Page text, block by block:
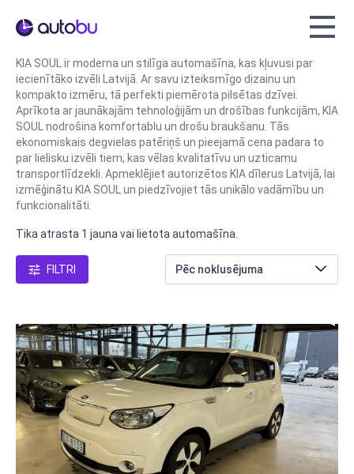
Autobu.eu
KIA SOUL ir moderna un stilīga automašīna, kas kļuvusi par
iecienītāko izvēli Latvijā. Ar savu izteiksmīgo dizainu un
kompakto izmēru, tā perfekti piemērota pilsētas dzīvei.
Aprīkota ar jaunākajām tehnoloģijām un drošības funkcijām, KIA
SOUL nodrošina komfortablu un drošu braukšanu. Tās
ekonomiskais degvielas patēriņš un pieejamā cena padara to
par lielisku izvēli tiem, kas vēlas kvalitatīvu un uzticamu
transportlīdzekli. Apmeklējiet autorizētos KIA dīlerus Latvijā, lai
izmēģinātu KIA SOUL un piedzīvojiet tās unikālo vadāmību un
funkcionalitāti.
Tika atrasta 1 jauna vai lietota automašīna.
FILTRI